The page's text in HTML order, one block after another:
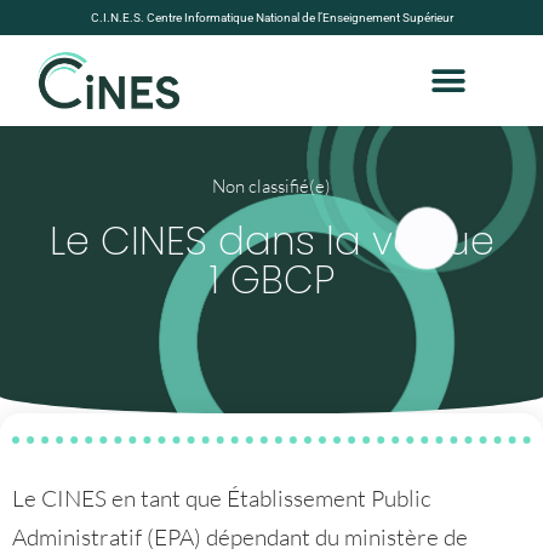
C.I.N.E.S. Centre Informatique National de l’Enseignement Supérieur
Non classifié(e)
Le CINES dans la vague
1 GBCP
Le CINES en tant que Établissement Public
Administratif (EPA) dépendant du ministère de